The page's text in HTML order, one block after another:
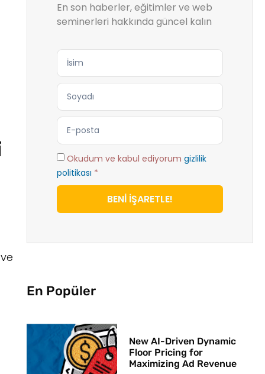
En son haberler, eğitimler ve web
seminerleri hakkında güncel kalın
Okudum ve kabul ediyorum gizlilik
politikası *
BENİ İŞARETLE!
En Popüler
New AI-Driven Dynamic
Floor Pricing for
Maximizing Ad Revenue